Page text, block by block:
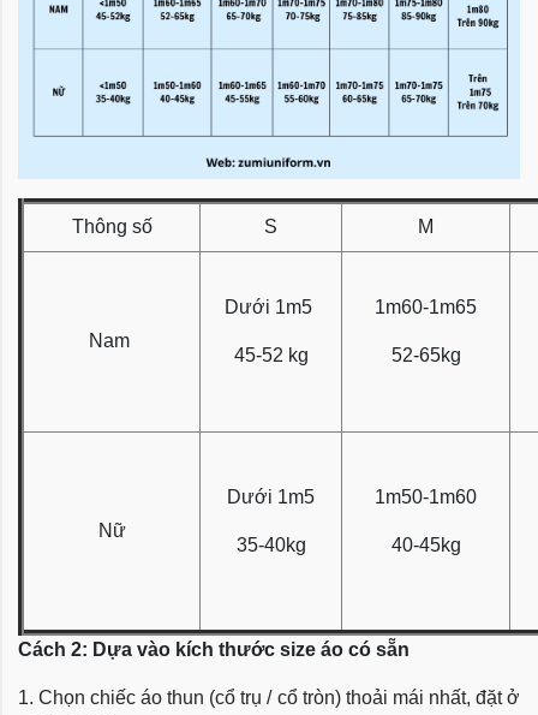
Thông số S M
Nam
Dưới 1m5
45-52 kg
1m60-1m65
52-65kg
Nữ
Dưới 1m5
35-40kg
1m50-1m60
40-45kg
Cách 2: Dựa vào kích thước size áo có sẵn
1. Chọn chiếc áo thun (cổ trụ / cổ tròn) thoải mái nhất, đặt ở